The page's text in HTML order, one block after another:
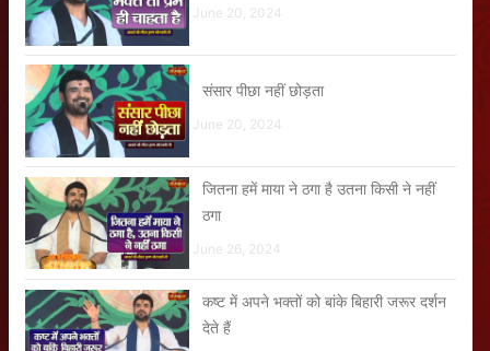
June 20, 2024
संसार पीछा नहीं छोड़ता
June 20, 2024
जितना हमें माया ने ठगा है उतना किसी ने नहीं
ठगा
June 26, 2024
कष्ट में अपने भक्तों को बांके बिहारी जरूर दर्शन
देते हैं